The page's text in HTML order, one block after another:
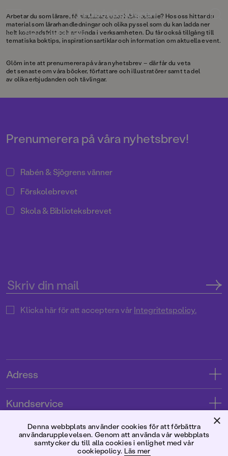
Start/Skola och bibliotek
UTFORSKA
UTFORSKA
UTFORSKA
Arbetar du som lärare, förskollärare eller bibliotekarie? Hos oss hittar du
material som lärarhandledningar och olika pyssel som du kan ladda ner
helt kostnadsfritt och använda i verksamheten. Du får också tillgång till
tematiska boktips, inspirationsartiklar och information om aktuella event.
Glöm inte att prenumerera på våra nyhetsbrev – där får du veta
det senaste om våra böcker, författare och illustratörer samt ta del
av olika erbjudanden och tävlingar.
Prenumerera på våra nyhetsbrev!
Rabén & Sjögrens vänner
Förskolebrevet
Skola & Biblioteksbrevet
Klicka här för att acceptera vårIntegritetspolicy.
Adress
Tryckerigatan 4
Kundservice
Kontakta oss
Kundservice
Förlaget
×
Denna webbplats använder cookies för att förbättra
användarupplevelsen. Genom att använda vår webbplats
samtycker du till alla cookies i enlighet med vår
cookiepolicy. Läs mer